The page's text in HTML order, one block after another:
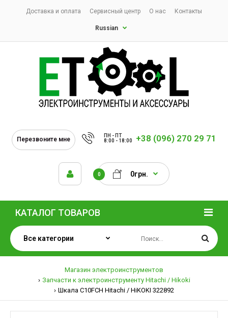
Доставка и оплата Сервисный центр О нас Контакты
Russian
Перезвоните мне
ПН - ПТ
8:00 - 18:00
+38 (096) 270 29 71
0 0грн.
КАТАЛОГ ТОВАРОВ
Магазин электроинструментов
Запчасти к электроинструменту Hitachi / Hikoki
Шкала C10FCH Hitachi / HiKOKI 322892